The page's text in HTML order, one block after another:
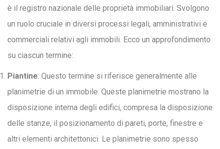
è il registro nazionale delle proprietà immobiliari. Svolgono
un ruolo cruciale in diversi processi legali, amministrativi e
commerciali relativi agli immobili. Ecco un approfondimento
su ciascun termine:
Piantine: Questo termine si riferisce generalmente alle
planimetrie di un immobile. Queste planimetrie mostrano la
disposizione interna degli edifici, compresa la disposizione
delle stanze, il posizionamento di pareti, porte, finestre e
altri elementi architettonici. Le planimetrie sono spesso